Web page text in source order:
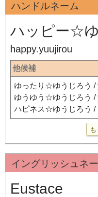
ハンドルネーム
ハッピー☆
happy.yuujirou
他候補
ゆったり☆ゆうじろう /
ゆうゆう☆ゆうじろう /
ハピネス☆ゆうじろう /
イングリッシュネ
Eustace